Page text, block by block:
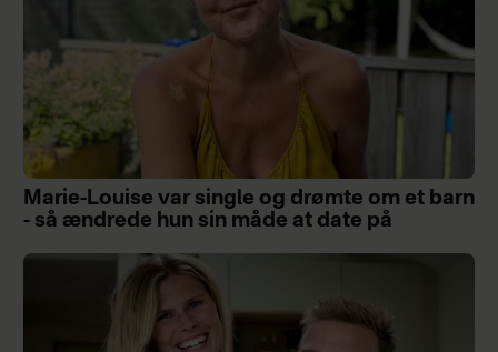
Marie-Louise var single og drømte om et barn
- så ændrede hun sin måde at date på